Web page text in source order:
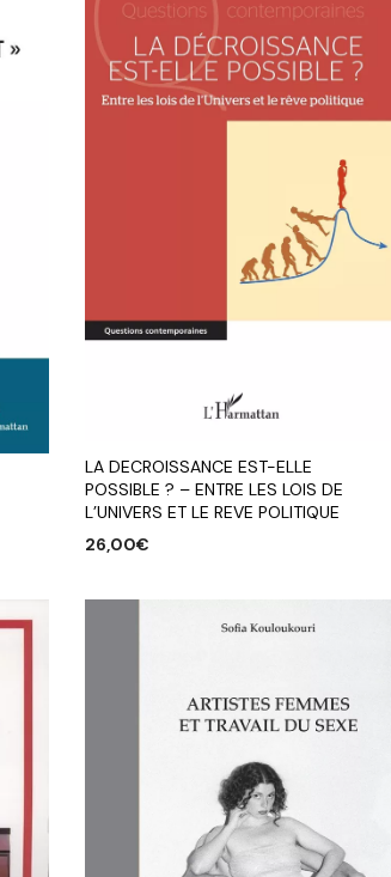
LA DECROISSANCE EST-ELLE
POSSIBLE ? – ENTRE LES LOIS DE
L’UNIVERS ET LE REVE POLITIQUE
26,00€